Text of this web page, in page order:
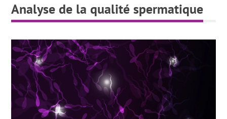
Analyse de la qualité spermatique